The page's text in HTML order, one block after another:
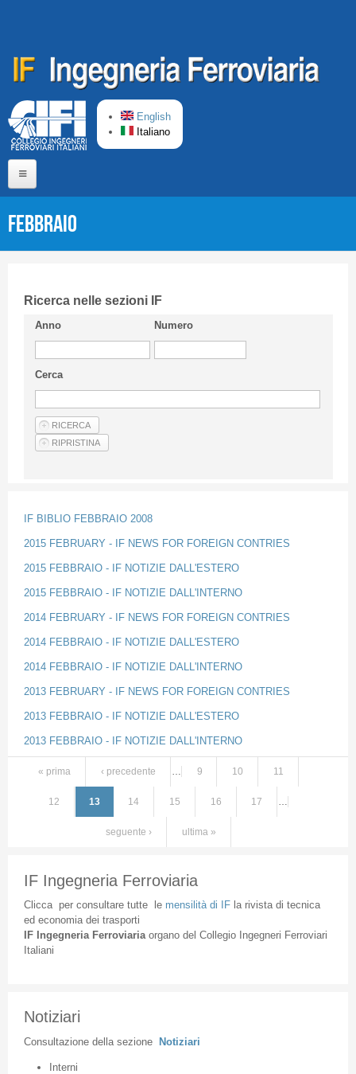
English
Italiano
CIFI in breve
Linee Guida
Privacy Policy
Articoli
Febbraio
Ricerca nelle sezioni IF
Anno Numero
Cerca
IF BIBLIO FEBBRAIO 2008
2015 FEBRUARY - IF NEWS FOR FOREIGN CONTRIES
2015 FEBBRAIO - IF NOTIZIE DALL'ESTERO
2015 FEBBRAIO - IF NOTIZIE DALL'INTERNO
2014 FEBRUARY - IF NEWS FOR FOREIGN CONTRIES
2014 FEBBRAIO - IF NOTIZIE DALL'ESTERO
2014 FEBBRAIO - IF NOTIZIE DALL'INTERNO
2013 FEBRUARY - IF NEWS FOR FOREIGN CONTRIES
2013 FEBBRAIO - IF NOTIZIE DALL'ESTERO
2013 FEBBRAIO - IF NOTIZIE DALL'INTERNO
Pagine
« prima ‹ precedente … 9 10 11
12 13 14 15 16 17 …
seguente › ultima »
IF Ingegneria Ferroviaria
Cliccaper consultare tuttele mensilità di IFla rivista di tecnica
ed economia dei trasporti
IF Ingegneria Ferroviaria organodel Collegio Ingegneri Ferroviari
Italiani
Notiziari
Consultazione della sezione Notiziari
Interni